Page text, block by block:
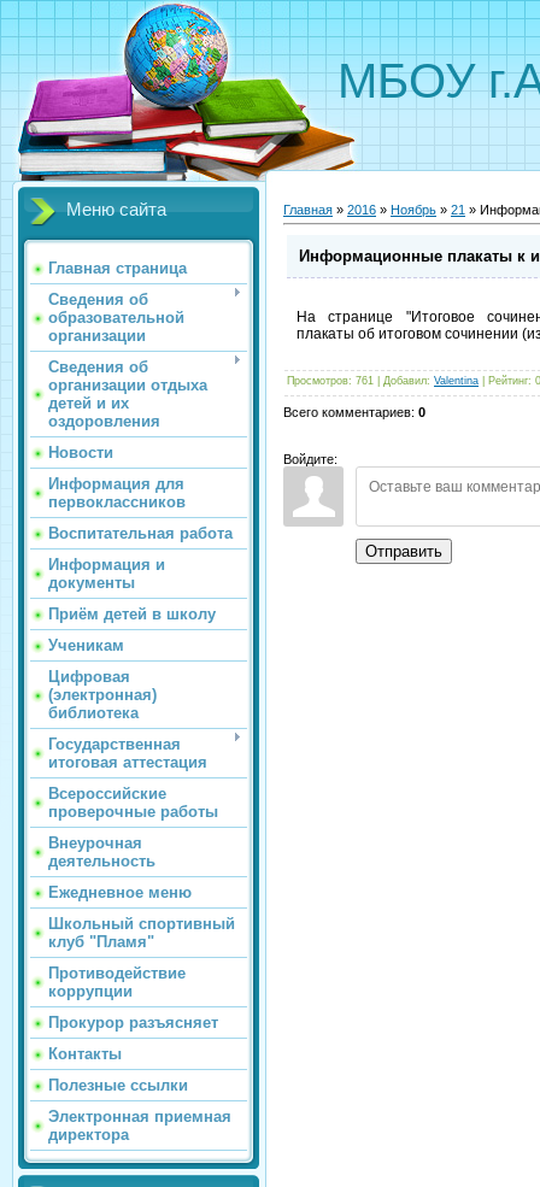
МБОУ
Меню сайта
Главная страница
Сведения об
образовательной
организации
Сведения об
организации отдыха
детей и их
оздоровления
Новости
Информация для
первоклассников
Воспитательная работа
Информация и
документы
Приём детей в школу
Ученикам
Цифровая
(электронная)
библиотека
Государственная
итоговая аттестация
Всероссийские
проверочные работы
Внеурочная
деятельность
Ежедневное меню
Школьный спортивный
клуб "Пламя"
Противодействие
коррупции
Прокурор разъясняет
Контакты
Полезные ссылки
Электронная приемная
директора
Главная » 2016 » Ноябрь » 21 »
Информационные плакаты к
На странице "Итоговое
плакаты об итоговом сочинении
Просмотров: 761 Добавил: Valentina Рейтинг:
Всего комментариев: 0
Войдите:
Отправить